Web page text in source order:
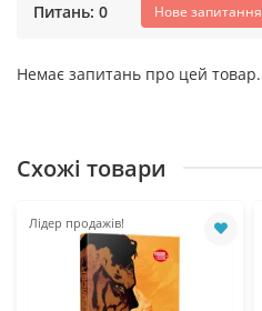
Питань: 0 Нове запитання
Немає запитань про цей товар.
Схожі товари
Лідер продажів!